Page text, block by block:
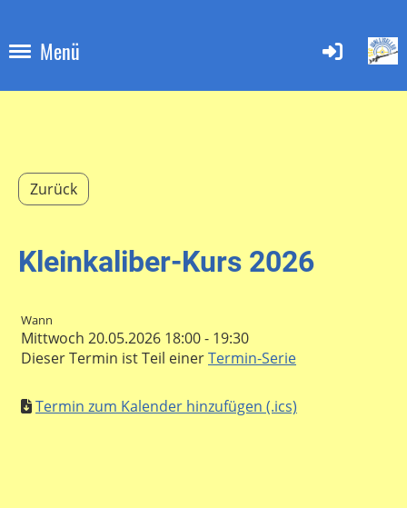
Menü
Zurück
Kleinkaliber-Kurs 2026
Wann
Mittwoch 20.05.2026 18:00 - 19:30
Dieser Termin ist Teil einerTermin-Serie
Termin zum Kalender hinzufügen (.ics)